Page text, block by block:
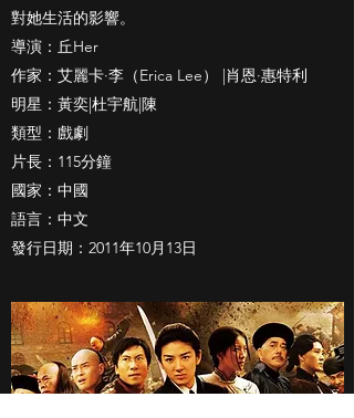
對她生活的影響。
導演： 丘Her
作家： 艾麗卡·李（Erica Lee） |肖恩·惠特利
明星： 黃奕|杜宇航|陳
類型： 戲劇
片長：115分鐘
國家：中國
語言：中文
發行日期：2011年10月13日